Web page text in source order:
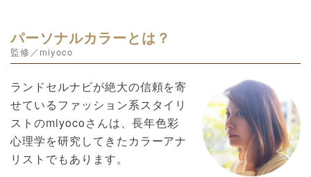
パーソナルカラーとは？
監修／miyoco
ランドセルナビが絶大の信頼を寄
せているファッション系スタイリ
ストのmiyocoさんは、長年色彩
心理学を研究してきたカラーアナ
リストでもあります。